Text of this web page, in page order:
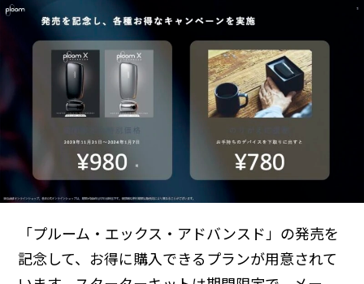
「プルーム・エックス・アドバンスド」の発売を
記念して、お得に購入できるプランが用意されて